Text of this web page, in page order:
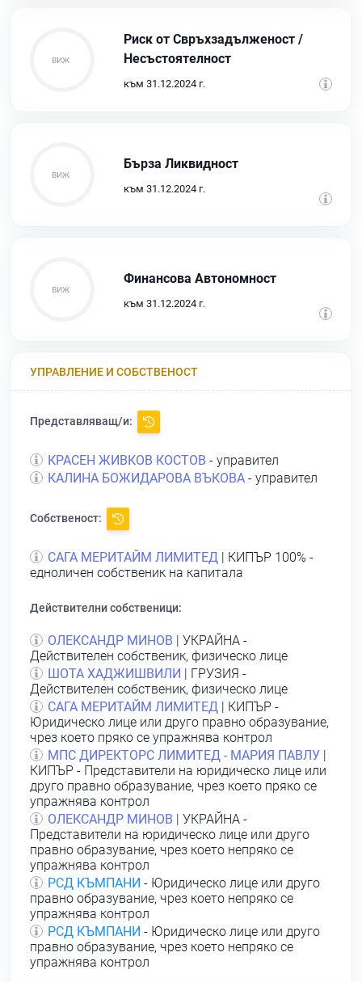
Риск от Свръхзадълженост /
Несъстоятелност
към 31.12.2024 г.
Бърза Ликвидност
към 31.12.2024 г.
Финансова Автономност
към 31.12.2024 г.
УПРАВЛЕНИЕ И СОБСТВЕНОСТ
Представляващ/и:
КРАСЕН ЖИВКОВ КОСТОВ - управител
КАЛИНА БОЖИДАРОВА ВЪКОВА - управител
Собственост:
САГА МЕРИТАЙМ ЛИМИТЕД | КИПЪР 100% -
едноличен собственик на капитала
Действителни собственици:
ОЛЕКСАНДР МИНОВ | УКРАЙНА -
Действителен собственик, физическо лице
ШОТА ХАДЖИШВИЛИ
| ГРУЗИЯ -
Действителен собственик, физическо лице
САГА МЕРИТАЙМ ЛИМИТЕД | КИПЪР -
Юридическо лице или друго правно образувание,
чрез което пряко се упражнява контрол
МПС ДИРЕКТОРС ЛИМИТЕД - МАРИЯ ПАВЛУ
КИПЪР - Представители на юридическо лице или
друго правно образувание, чрез което пряко се
упражнява контрол
ОЛЕКСАНДР МИНОВ | УКРАЙНА -
Представители на юридическо лице или друго
правно образувание, чрез което непряко се
упражнява контрол
РСД КЪМПАНИ - Юридическо лице или друго
правно образувание, чрез което непряко се
упражнява контрол
РСД КЪМПАНИ - Юридическо лице или друго
правно образувание, чрез което непряко се
упражнява контрол